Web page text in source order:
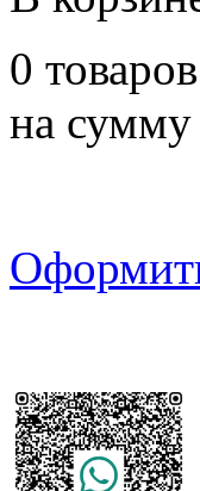
0 товаров
на сумму